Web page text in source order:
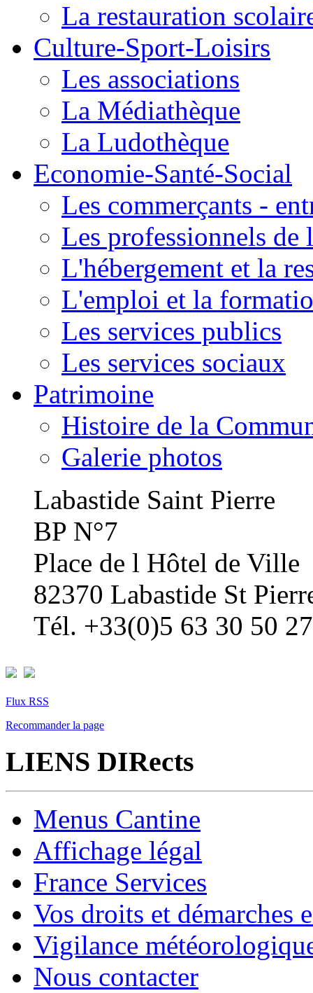
La restauration
Culture-Sport-Loisirs
Les associations
La Médiathèque
La Ludothèque
Economie-Santé-Social
Les commerçants -
Les professionnels de
L'hébergement et la
L'emploi et la
Les services publics
Les services sociaux
Patrimoine
Histoire de la
Galerie photos
Labastide Saint Pierre
BP N°7
Place de l Hôtel de Ville
82370 Labastide St
Tél. +33(0)5 63 30 50 27
Flux RSS
Recommander la page
LIENS DIRects
Menus Cantine
Affichage légal
France Services
Vos droits et démarches
Vigilance
Nous contacter